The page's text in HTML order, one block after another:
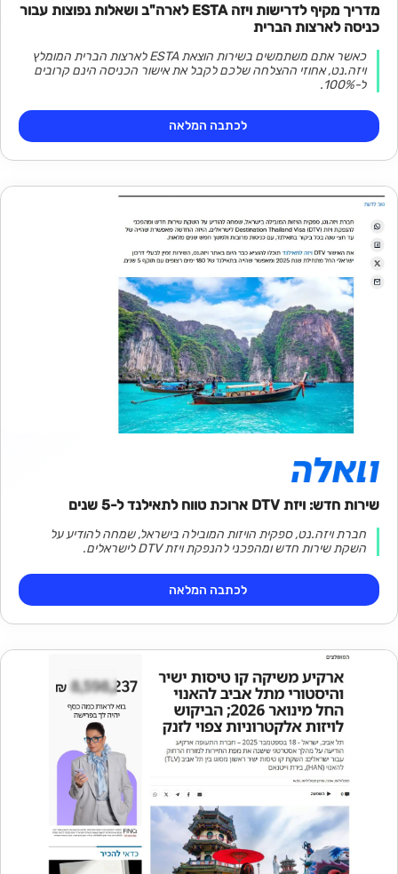
מדריך מקיף לדרישות ויזה ESTA לארה"ב ושאלות נפוצות עבור
כניסה לארצות הברית
כאשר אתם משתמשים בשירות הוצאת ESTA לארצות הברית המומלץ
ויזה.נט, אחוזי ההצלחה שלכם לקבל את אישור הכניסה הינם קרובים
ל-100%.
לכתבה המלאה
שירות חדש: ויזת DTV ארוכת טווח לתאילנד ל-5 שנים
חברת ויזה.נט, ספקית הויזות המובילה בישראל, שמחה להודיע על
השקת שירות חדש ומהפכני להנפקת ויזת DTV לישראלים.
לכתבה המלאה